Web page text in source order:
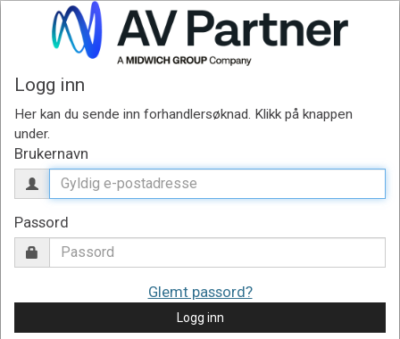
Logg inn
Brukernavn
Passord
Glemt passord?
Logg inn